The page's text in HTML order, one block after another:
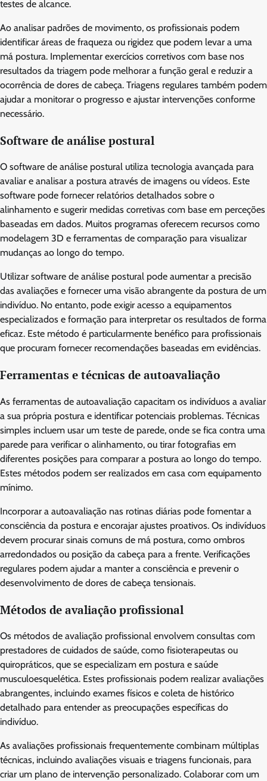
testes de alcance.
Ao analisar padrões de movimento, os profissionais podem
identificar áreas de fraqueza ou rigidez que podem levar a uma
má postura. Implementar exercícios corretivos com base nos
resultados da triagem pode melhorar a função geral e reduzir a
ocorrência de dores de cabeça. Triagens regulares também podem
ajudar a monitorar o progresso e ajustar intervenções conforme
necessário.
Software de análise postural
O software de análise postural utiliza tecnologia avançada para
avaliar e analisar a postura através de imagens ou vídeos. Este
software pode fornecer relatórios detalhados sobre o
alinhamento e sugerir medidas corretivas com base em perceções
baseadas em dados. Muitos programas oferecem recursos como
modelagem 3D e ferramentas de comparação para visualizar
mudanças ao longo do tempo.
Utilizar software de análise postural pode aumentar a precisão
das avaliações e fornecer uma visão abrangente da postura de um
indivíduo. No entanto, pode exigir acesso a equipamentos
especializados e formação para interpretar os resultados de forma
eficaz. Este método é particularmente benéfico para profissionais
que procuram fornecer recomendações baseadas em evidências.
Ferramentas e técnicas de autoavaliação
As ferramentas de autoavaliação capacitam os indivíduos a avaliar
a sua própria postura e identificar potenciais problemas. Técnicas
simples incluem usar um teste de parede, onde se fica contra uma
parede para verificar o alinhamento, ou tirar fotografias em
diferentes posições para comparar a postura ao longo do tempo.
Estes métodos podem ser realizados em casa com equipamento
mínimo.
Incorporar a autoavaliação nas rotinas diárias pode fomentar a
consciência da postura e encorajar ajustes proativos. Os indivíduos
devem procurar sinais comuns de má postura, como ombros
arredondados ou posição da cabeça para a frente. Verificações
regulares podem ajudar a manter a consciência e prevenir o
desenvolvimento de dores de cabeça tensionais.
Métodos de avaliação profissional
Os métodos de avaliação profissional envolvem consultas com
prestadores de cuidados de saúde, como fisioterapeutas ou
quiropráticos, que se especializam em postura e saúde
musculoesquelética. Estes profissionais podem realizar avaliações
abrangentes, incluindo exames físicos e coleta de histórico
detalhado para entender as preocupações específicas do
indivíduo.
As avaliações profissionais frequentemente combinam múltiplas
técnicas, incluindo avaliações visuais e triagens funcionais, para
criar um plano de intervenção personalizado. Colaborar com um